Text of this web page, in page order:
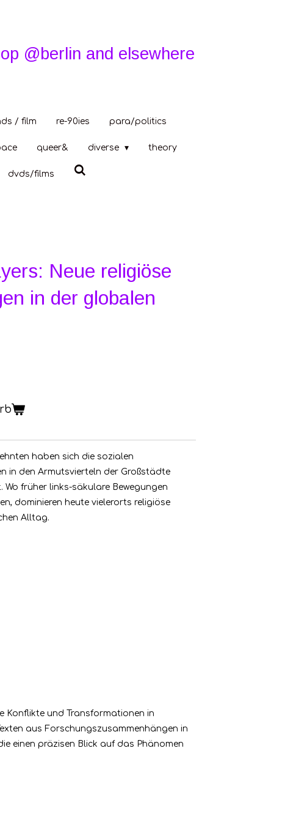
@berlin and elsewhere
/ film re-90ies para/politics
queer& diverse theory
dvds/films
Neue religiöse
in der globalen
haben sich die sozialen
in den Armutsvierteln der Großstädte
Wo früher links-säkulare Bewegungen
dominieren heute vielerorts religiöse
Alltag.
Konflikte und Transformationen in
aus Forschungszusammenhängen in
einen präzisen Blick auf das Phänomen